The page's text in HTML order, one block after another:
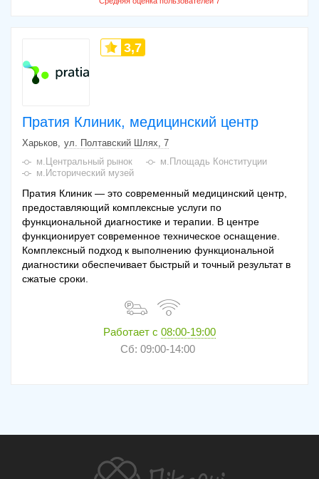
Пратия Клиник, медицинский центр
3,7
Харьков ул. Полтавский Шлях, 7
м.Центральный рынок
м.Площадь Конституции
м.Исторический музей
Пратия Клиник — это современный медицинский центр,
предоставляющий комплексные услуги по
функциональной диагностике и терапии. В центре
функционирует современное техническое оснащение.
Комплексный подход к выполнению функциональной
диагностики обеспечивает быстрый и точный результат в
сжатые сроки.
Работает с 08:00-19:00
Сб: 09:00-14:00